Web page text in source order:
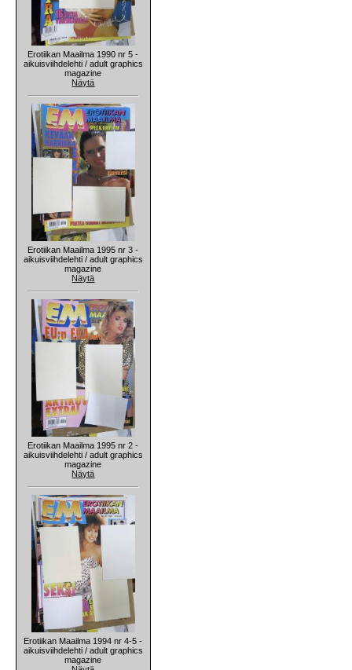
Erotiikan Maailma 1990 nr 5 -
aikuisviihdelehti / adult graphics
magazine
Näytä
Erotiikan Maailma 1995 nr 3 -
aikuisviihdelehti / adult graphics
magazine
Näytä
Erotiikan Maailma 1995 nr 2 -
aikuisviihdelehti / adult graphics
magazine
Näytä
Erotiikan Maailma 1994 nr 4-5 -
aikuisviihdelehti / adult graphics
magazine